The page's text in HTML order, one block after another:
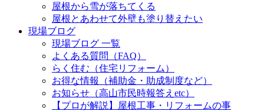
屋根から雪が落ちてくる
屋根とあわせて外壁も塗り替えたい
現場ブログ
現場ブログ 一覧
よくある質問（FAQ）
らく住む（住宅リフォーム）
お得な情報（補助金・助成制度など）
お知らせ（高山市民時報答えetc）
【プロが解説】屋根工事・リフォームの事